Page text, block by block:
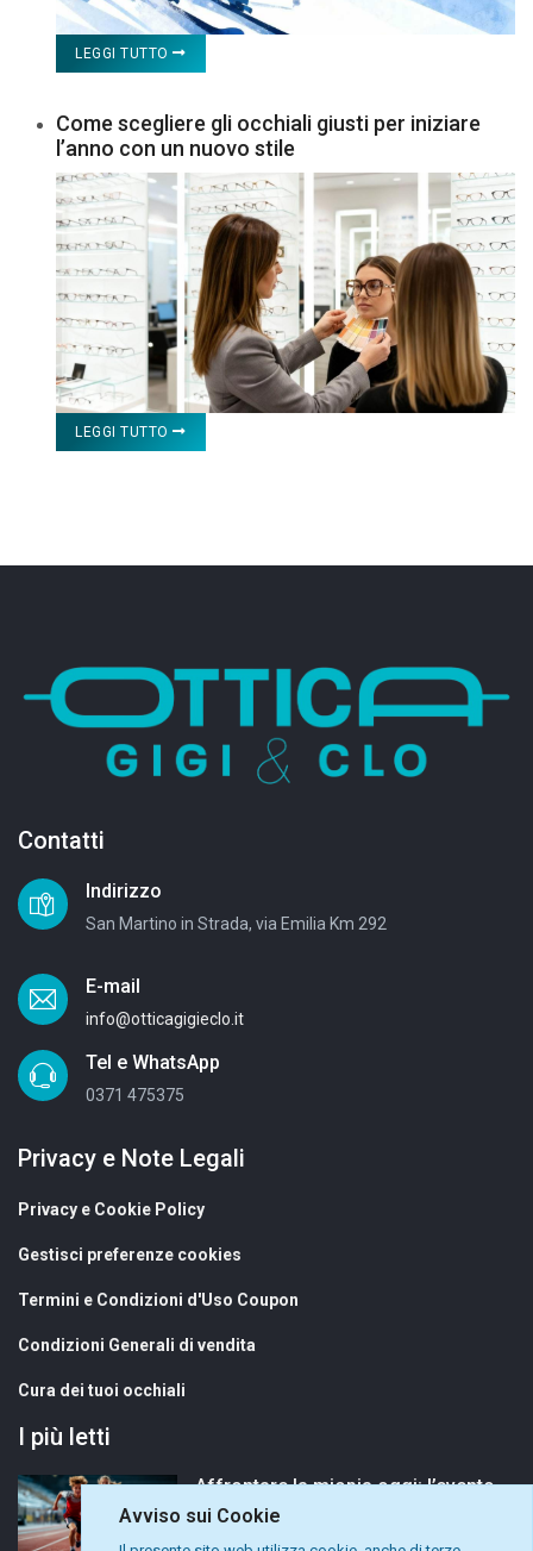
Avviso sui Cookie
LEGGI TUTTO
Come scegliere gli occhiali giusti per iniziare
l’anno con un nuovo stile
LEGGI TUTTO
Contatti
Indirizzo
San Martino in Strada, via Emilia Km 292
E-mail
info@otticagigieclo.it
Tel e WhatsApp
0371 475375
Privacy e Note Legali
Privacy e Cookie Policy
Gestisci preferenze cookies
Termini e Condizioni d'Uso Coupon
Condizioni Generali di vendita
Cura dei tuoi occhiali
I più letti
Affrontare la miopia oggi: l’evento MiSight® 1 day in collaborazione con CooperVision